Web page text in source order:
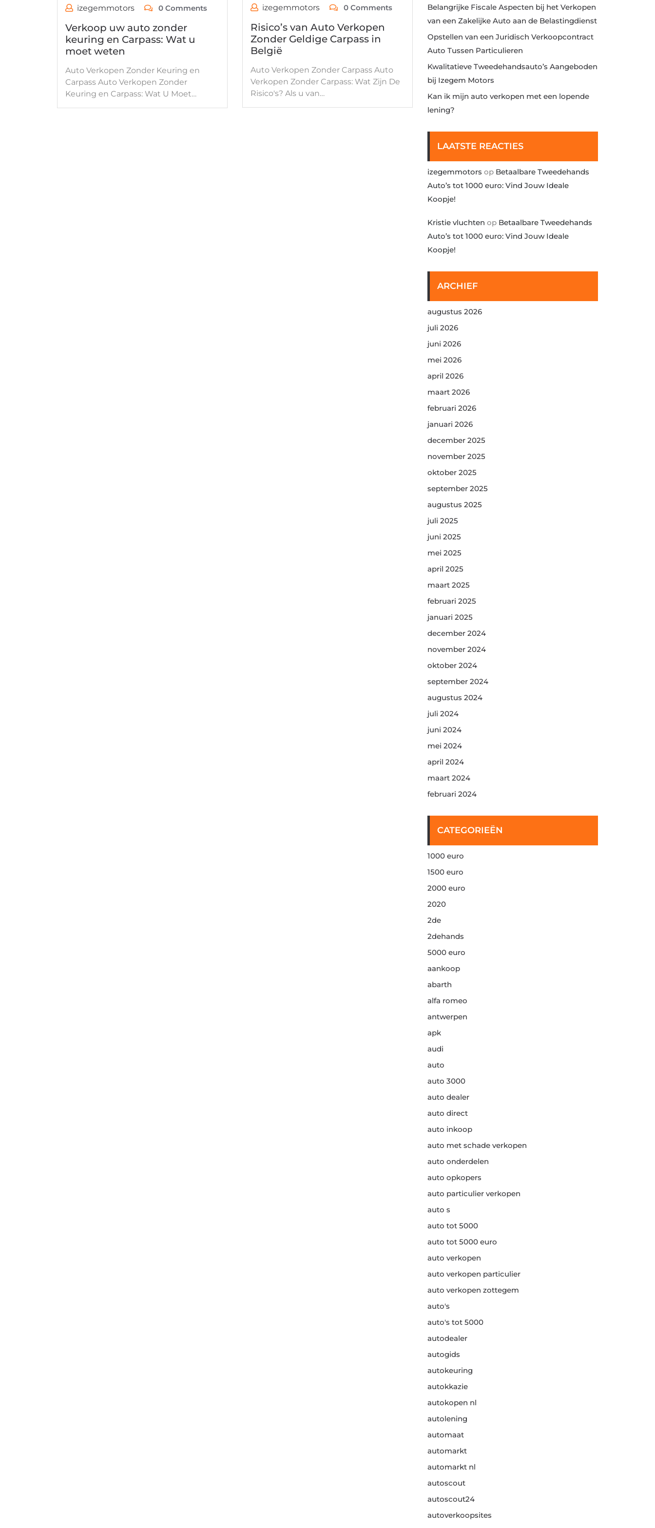
izegemmotors 0 Comments
Verkoop uw auto zonder
keuring en Carpass: Wat u
moet weten
Auto Verkopen Zonder Keuring en
Carpass Auto Verkopen Zonder
Keuring en Carpass: Wat U Moet…
izegemmotors 0 Comments
Risico’s van Auto Verkopen
Zonder Geldige Carpass in
België
Auto Verkopen Zonder Carpass Auto
Verkopen Zonder Carpass: Wat Zijn De
Risico's? Als u van…
Belangrijke Fiscale Aspecten bij het Verkopen
van een Zakelijke Auto aan de Belastingdienst
Opstellen van een Juridisch Verkoopcontract
Auto Tussen Particulieren
Kwalitatieve Tweedehandsauto’s Aangeboden
bij Izegem Motors
Kan ik mijn auto verkopen met een lopende
lening?
LAATSTE REACTIES
izegemmotors op Betaalbare Tweedehands
Auto’s tot 1000 euro: Vind Jouw Ideale
Koopje!
Kristie vluchten op Betaalbare Tweedehands
Auto’s tot 1000 euro: Vind Jouw Ideale
Koopje!
ARCHIEF
augustus 2026
juli 2026
juni 2026
mei 2026
april 2026
maart 2026
februari 2026
januari 2026
december 2025
november 2025
oktober 2025
september 2025
augustus 2025
juli 2025
juni 2025
mei 2025
april 2025
maart 2025
februari 2025
januari 2025
december 2024
november 2024
oktober 2024
september 2024
augustus 2024
juli 2024
juni 2024
mei 2024
april 2024
maart 2024
februari 2024
CATEGORIEËN
1000 euro
1500 euro
2000 euro
2020
2de
2dehands
5000 euro
aankoop
abarth
alfa romeo
antwerpen
apk
audi
auto
auto 3000
auto dealer
auto direct
auto inkoop
auto met schade verkopen
auto onderdelen
auto opkopers
auto particulier verkopen
auto s
auto tot 5000
auto tot 5000 euro
auto verkopen
auto verkopen particulier
auto verkopen zottegem
auto's
auto's tot 5000
autodealer
autogids
autokeuring
autokkazie
autokopen nl
autolening
automaat
automarkt
automarkt nl
autoscout
autoscout24
autoverkoopsites